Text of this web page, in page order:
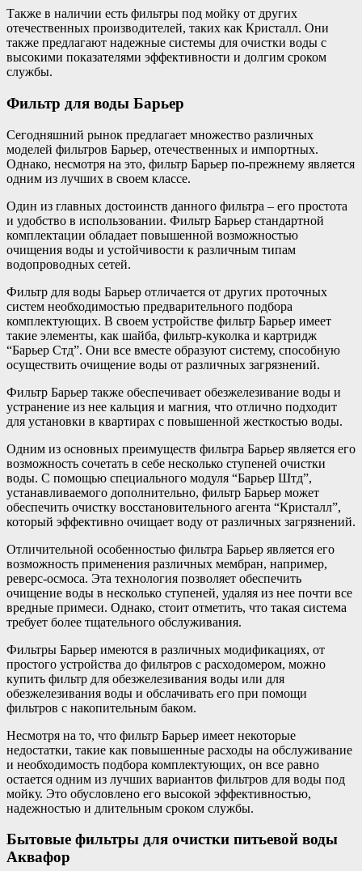
Также в наличии есть фильтры под мойку от других
отечественных производителей, таких как Кристалл. Они
также предлагают надежные системы для очистки воды с
высокими показателями эффективности и долгим сроком
службы.
Фильтр для воды Барьер
Сегодняшний рынок предлагает множество различных
моделей фильтров Барьер, отечественных и импортных.
Однако, несмотря на это, фильтр Барьер по-прежнему является
одним из лучших в своем классе.
Один из главных достоинств данного фильтра – его простота
и удобство в использовании. Фильтр Барьер стандартной
комплектации обладает повышенной возможностью
очищения воды и устойчивости к различным типам
водопроводных сетей.
Фильтр для воды Барьер отличается от других проточных
систем необходимостью предварительного подбора
комплектующих. В своем устройстве фильтр Барьер имеет
такие элементы, как шайба, фильтр-куколка и картридж
“Барьер Стд”. Они все вместе образуют систему, способную
осуществить очищение воды от различных загрязнений.
Фильтр Барьер также обеспечивает обезжелезивание воды и
устранение из нее кальция и магния, что отлично подходит
для установки в квартирах с повышенной жесткостью воды.
Одним из основных преимуществ фильтра Барьер является его
возможность сочетать в себе несколько ступеней очистки
воды. С помощью специального модуля “Барьер Штд”,
устанавливаемого дополнительно, фильтр Барьер может
обеспечить очистку восстановительного агента “Кристалл”,
который эффективно очищает воду от различных загрязнений.
Отличительной особенностью фильтра Барьер является его
возможность применения различных мембран, например,
реверс-осмоса. Эта технология позволяет обеспечить
очищение воды в несколько ступеней, удаляя из нее почти все
вредные примеси. Однако, стоит отметить, что такая система
требует более тщательного обслуживания.
Фильтры Барьер имеются в различных модификациях, от
простого устройства до фильтров с расходомером, можно
купить фильтр для обезжелезивания воды или для
обезжелезивания воды и обслачивать его при помощи
фильтров с накопительным баком.
Несмотря на то, что фильтр Барьер имеет некоторые
недостатки, такие как повышенные расходы на обслуживание
и необходимость подбора комплектующих, он все равно
остается одним из лучших вариантов фильтров для воды под
мойку. Это обусловлено его высокой эффективностью,
надежностью и длительным сроком службы.
Бытовые фильтры для очистки питьевой воды
Аквафор